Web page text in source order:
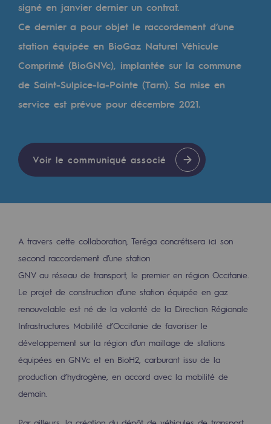
Gaz renouvelables et procédés durables
Gaz renouvelables et procédés
Pyrogazéification et gazéification
Méthanation
Captage de CO2
Concertations CH4, H2 et CO2
Espace pédagogique
Objectif Hydrogène
CCUS Objectif Zéro CO2
Objectif Biométhane
Le Labo
Acteur engagé
Acteur engagé
signé en janvier dernier un contrat.
Ce dernier a pour objet le raccordement d’une
station équipée en BioGaz Naturel Véhicule
Comprimé (BioGNVc), implantée sur la commune
de Saint-Sulpice-la-Pointe (Tarn). Sa mise en
service est prévue pour décembre 2021.
Voir le communiqué associé
A travers cette collaboration, Teréga concrétisera ici son
second raccordement d’une station
GNV au réseau de transport, le premier en région Occitanie.
Le projet de construction d’une station équipée en gaz
renouvelable est né de la volonté de la Direction Régionale
Infrastructures Mobilité d’Occitanie de favoriser le
développement sur la région d’un maillage de stations
équipées en GNVc et en BioH2, carburant issu de la
production d’hydrogène, en accord avec la mobilité de
demain.